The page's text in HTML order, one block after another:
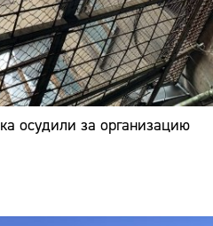
осудили за организацию